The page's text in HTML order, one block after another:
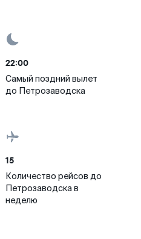
22:00
Самый поздний вылет
до Петрозаводска
15
Количество рейсов до
Петрозаводска в
неделю